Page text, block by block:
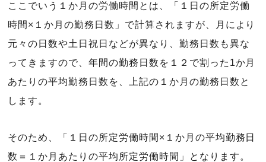
ここでいう１か月の労働時間とは、「１日の所定労働
時間×１か月の勤務日数」で計算されますが、月により
元々の日数や土日祝日などが異なり、勤務日数も異な
ってきますので、年間の勤務日数を１２で割った1か月
あたりの平均勤務日数を、上記の１か月の勤務日数と
します。
そのため、「１日の所定労働時間×１か月の平均勤務日
数＝１か月あたりの平均所定労働時間」となります。